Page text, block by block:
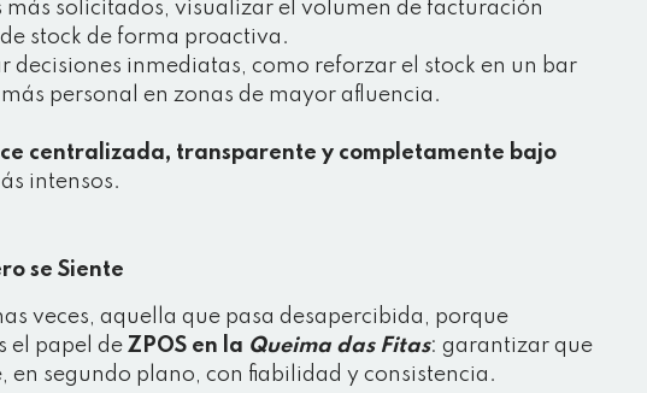
solicitados, visualizar el volumen de facturación
stock de forma proactiva.
decisiones inmediatas, como reforzar el stock en un bar
personal en zonas de mayor afluencia.
centralizada, transparente y completamente bajo
intensos.
se Siente
veces, aquella que pasa desapercibida, porque
el papel de ZPOS en la Queima das Fitas: garantizar que
segundo plano, con fiabilidad y consistencia.